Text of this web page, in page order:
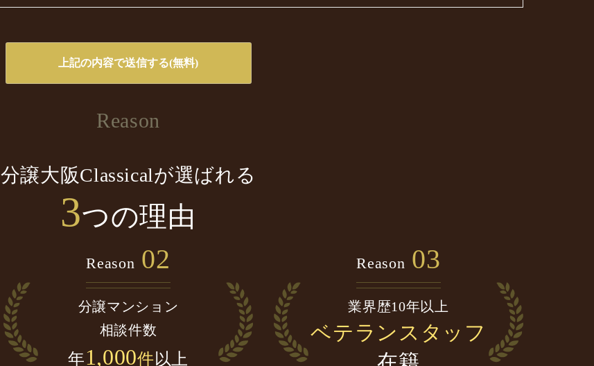
Reason
分譲大阪Classicalが選ばれる
3つの理由
Reason 02
分譲マンション
相談件数
年1,000件以上
Reason 03
業界歴10年以上
ベテランスタッフ